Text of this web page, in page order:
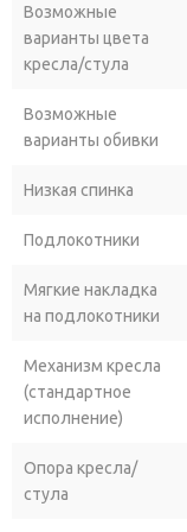
Возможные
варианты цвета
кресла/стула
Возможные
варианты обивки
Низкая спинка
Подлокотники
Мягкие накладка
на подлокотники
Механизм кресла
(стандартное
исполнение)
Опора кресла/
стула